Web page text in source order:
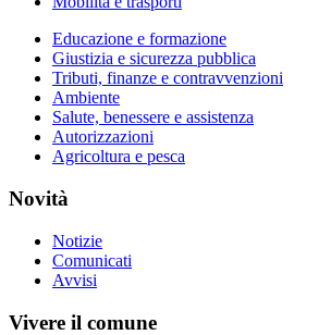
Educazione e formazione
Giustizia e sicurezza pubblica
Tributi, finanze e contravvenzioni
Ambiente
Salute, benessere e assistenza
Autorizzazioni
Agricoltura e pesca
Novità
Notizie
Comunicati
Avvisi
Vivere il comune